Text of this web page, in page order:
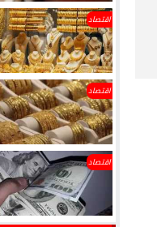
اقتصاد
اقتصاد
اقتصاد